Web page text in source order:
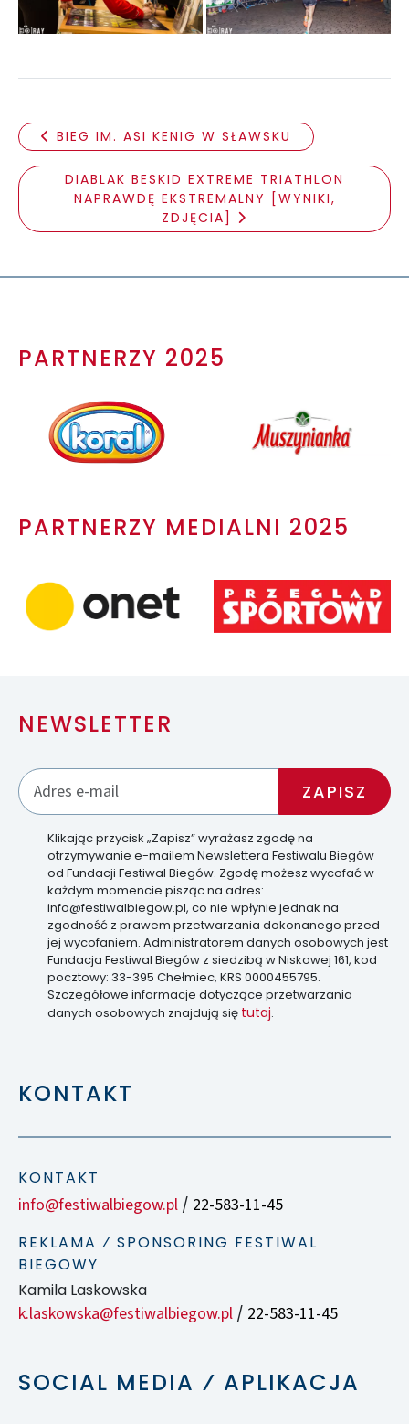
BIEG IM. ASI KENIG W SŁAWSKU
DIABLAK BESKID EXTREME TRIATHLON
NAPRAWDĘ EKSTREMALNY [WYNIKI,
ZDJĘCIA]
PARTNERZY 2025
PARTNERZY MEDIALNI 2025
NEWSLETTER
Klikając przycisk „Zapisz” wyrażasz zgodę na
otrzymywanie e-mailem Newslettera Festiwalu Biegów
od Fundacji Festiwal Biegów. Zgodę możesz wycofać w
każdym momencie pisząc na adres:
info@festiwalbiegow.pl, co nie wpłynie jednak na
zgodność z prawem przetwarzania dokonanego przed
jej wycofaniem. Administratorem danych osobowych jest
Fundacja Festiwal Biegów z siedzibą w Niskowej 161, kod
pocztowy: 33-395 Chełmiec, KRS 0000455795.
Szczegółowe informacje dotyczące przetwarzania
danych osobowych znajdują się tutaj.
KONTAKT
KONTAKT
info@festiwalbiegow.pl / 22-583-11-45
REKLAMA ⁄ SPONSORING FESTIWAL
BIEGOWY
Kamila Laskowska
k.laskowska@festiwalbiegow.pl / 22-583-11-45
SOCIAL MEDIA ⁄ APLIKACJA